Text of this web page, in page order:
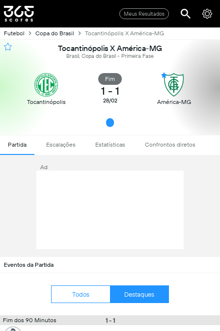
Meus Resultados
Futebol Copa do Brasil Tocantinópolis X América-MG
Tocantinópolis X América-MG
Brasil, Copa do Brasil - Primeira Fase
Tocantinópolis
Fim
1 - 1
28/02 América-MG
Partida Escalações Estatísticas Confrontos diretos
Ad
Eventos da Partida
Todos Destaques
Fim dos 90 Minutos 1 - 1